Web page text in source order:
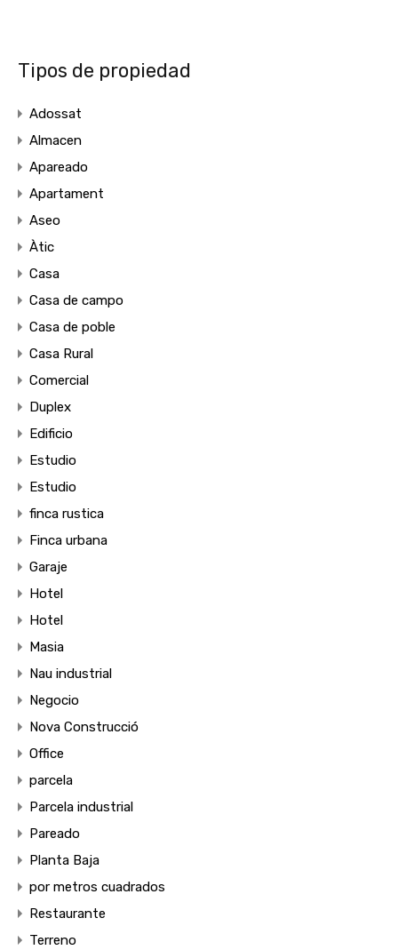
Tipos de propiedad
Adossat
Almacen
Apareado
Apartament
Aseo
Àtic
Casa
Casa de campo
Casa de poble
Casa Rural
Comercial
Duplex
Edificio
Estudio
Estudio
finca rustica
Finca urbana
Garaje
Hotel
Hotel
Masia
Nau industrial
Negocio
Nova Construcció
Office
parcela
Parcela industrial
Pareado
Planta Baja
por metros cuadrados
Restaurante
Terreno